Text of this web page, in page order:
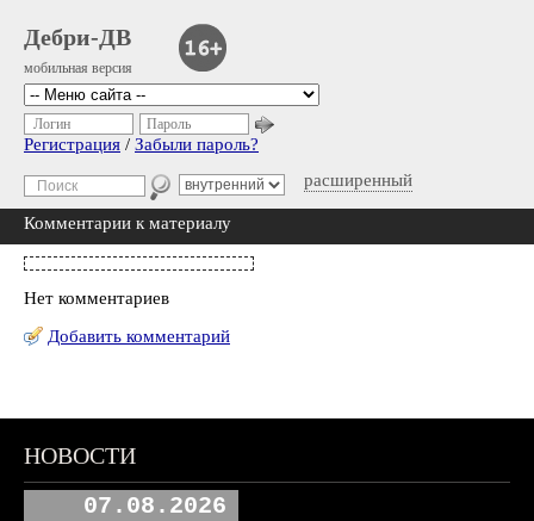
Дебри-ДВ
мобильная версия
расширенный
Логин Пароль
Регистрация / Забыли пароль?
Комментарии к материалу
Нет комментариев
Добавить комментарий
НОВОСТИ
07.08.2026